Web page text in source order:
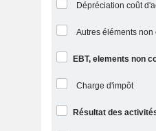
Autres éléments non
EBT, elements non
Charge d'impôt
Résultat des